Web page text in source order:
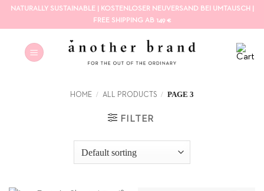
SkipNATURALLY SUSTAINABLE | KOSTENLOSER NEUVERSAND BEI UMTAUSCH |
FREE SHIPPING AB 149 €
HOME / ALL PRODUCTS / PAGE 3
FILTER